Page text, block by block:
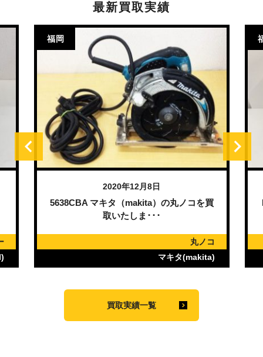
最新買取実績
福岡
2020年12月8日
5638CBA マキタ（makita）の丸ノコを買
取いたしま･･･
丸ノコ
マキタ(makita)
買取実績一覧